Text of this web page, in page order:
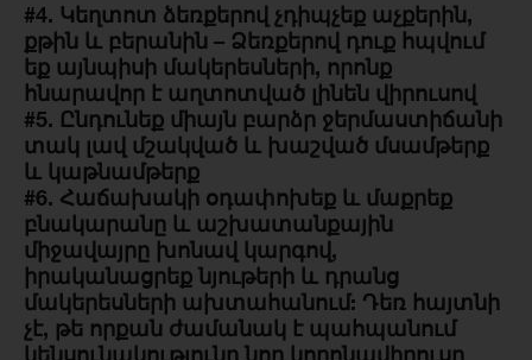
#4. Կեղտոտ ձեռքերով չդիպչեք աչքերին,
քթին և բերանին – Ձեռքերով դուք հպվում
եք այնպիսի մակերեսների, որոնք
հնարավոր է աղտոտված լինեն վիրուսով
#5. Ընդունեք միայն բարձր ջերմաստիճանի
տակ լավ մշակված և խաշված մսամթերք
և կաթնամթերք
#6. Հաճախակի օդափոխեք և մաքրեք
բնակարանը և աշխատանքային
միջավայրը խոնավ կարգով,
իրականացրեք նյութերի և դրանց
մակերեսների ախտահանում: Դեռ հայտնի
չէ, թե որքան ժամանակ է պահպանում
կենսունակությունը նոր կորոնավիրուսը